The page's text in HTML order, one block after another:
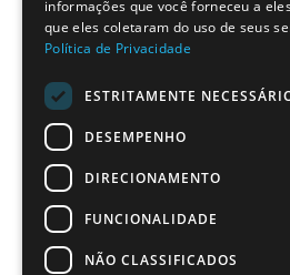
Organização e
informações que você forneceu a
que eles coletaram do uso de seus
Política de Privacidade
ESTRITAMENTE
DESEMPENHO
DIRECIONAMENTO
FUNCIONALIDADE
NÃO CLASSIFICADOS